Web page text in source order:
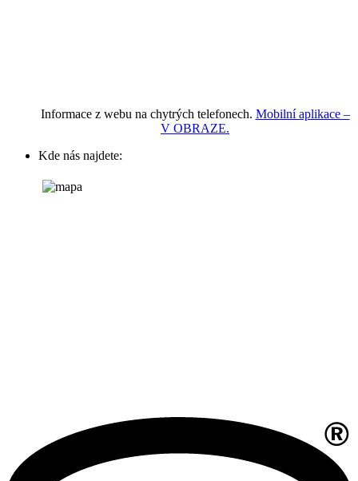
Informace z webu na chytrých telefonech. Mobilní aplikace –
V OBRAZE.
Kde nás najdete: